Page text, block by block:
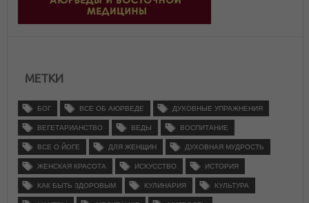
МЕТКИ
БОГ ВСЕ ОБ АЮРВЕДЕ ДУХОВНЫЕ УПРАЖНЕНИЯ
ВЕГЕТАРИАНСТВО ВЕДЫ ВОСПИТАНИЕ
ВСЕ О ЙОГЕ ДЛЯ ЖЕНЩИН ДУХОВНАЯ МУДРОСТЬ
ЖЕНСКАЯ КРАСОТА ИСКУССТВО ИСТОРИЯ
КАК БЫТЬ ЗДОРОВЫМ КУЛИНАРИЯ КУЛЬТУРА